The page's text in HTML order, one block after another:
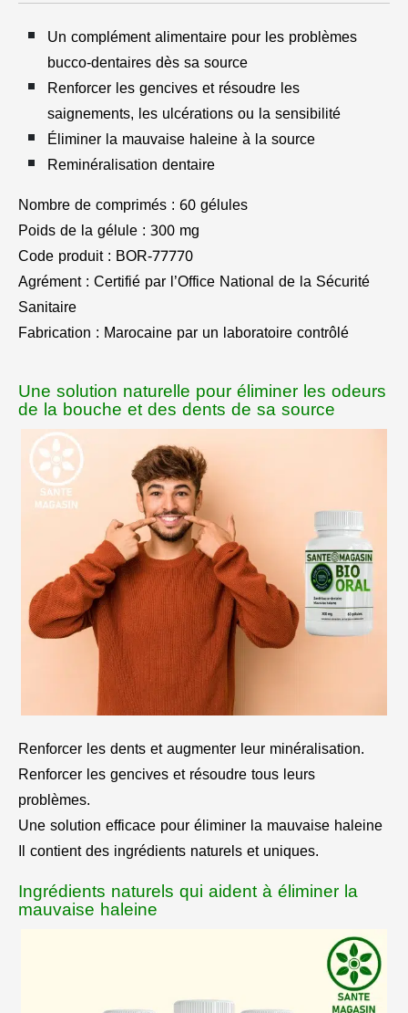
Un complément alimentaire pour les problèmes
bucco-dentaires dès sa source
Renforcer les gencives et résoudre les
saignements, les ulcérations ou la sensibilité
Éliminer la mauvaise haleine à la source
Reminéralisation dentaire
Nombre de comprimés : 60 gélules
Poids de la gélule : 300 mg
Code produit : BOR-77770
Agrément : Certifié par l’Office National de la Sécurité
Sanitaire
Fabrication : Marocaine par un laboratoire contrôlé
Une solution naturelle pour éliminer les odeurs
de la bouche et des dents de sa source
Renforcer les dents et augmenter leur minéralisation.
Renforcer les gencives et résoudre tous leurs
problèmes.
Une solution efficace pour éliminer la mauvaise haleine
Il contient des ingrédients naturels et uniques.
Ingrédients naturels qui aident à éliminer la
mauvaise haleine